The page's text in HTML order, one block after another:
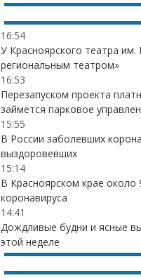
16:54
У Красноярского театра
региональным театром»
16:53
Перезапуском проекта
займется парковое
15:55
В России заболевших
выздоровевших
15:14
В Красноярском крае
коронавируса
14:41
Дождливые будни и ясные
этой неделе